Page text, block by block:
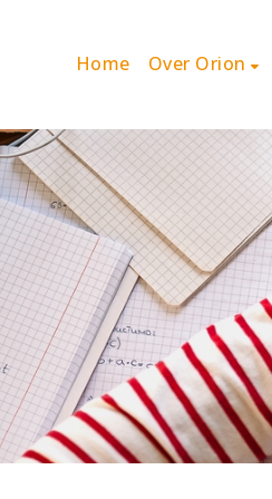
Home Over Orion